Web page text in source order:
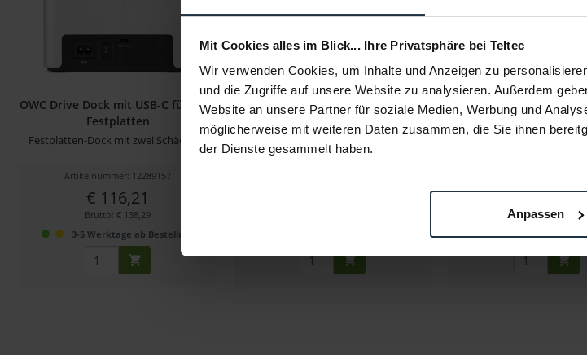
Mit Cookies alles im Blick... Ihre Privatsphäre bei Teltec
Wir verwenden Cookies, um Inhalte und Anzeigen zu
und die Zugriffe auf unsere Website zu analysieren. Außerdem
Website an unsere Partner für soziale Medien, Werbung und
möglicherweise mit weiteren Daten zusammen, die Sie ihnen
der Dienste gesammelt haben.
Anpassen
OWC Drive Dock mit USB-C für zwei
Festplatten
Festplatten-Dock mit zwei Schächten
Artikelnummer: 12289157
€ 116,21
Brutto: € 138,29
3-5 Werktage ab Bestellung
OWC Mercury Elite Pro Dual RAID
Artikelnummer: 12289083
OWC Mercury Elite Pro
USB-C Gehäuse
USB-C RAID für vier
Artikelnummer:
€ 394,56
Brutto: € 469,53
3-5 Werktage ab